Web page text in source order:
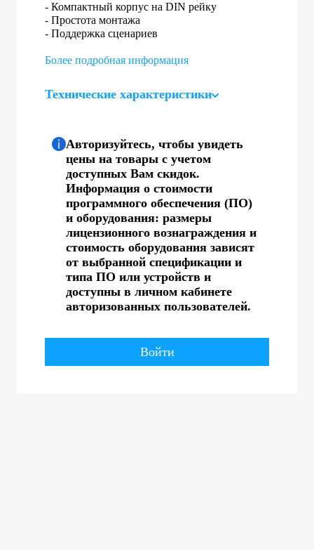
- Компактный корпус на DIN рейку
- Простота монтажа
- Поддержка сценариев
Более подробная информация
Технические характеристики
Авторизуйтесь, чтобы увидеть
цены на товары с учетом
доступных Вам скидок.
Информация о стоимости
программного обеспечения (ПО)
и оборудования: размеры
лицензионного вознаграждения и
стоимость оборудования зависят
от выбранной спецификации и
типа ПО или устройств и
доступны в личном кабинете
авторизованных пользователей.
Войти